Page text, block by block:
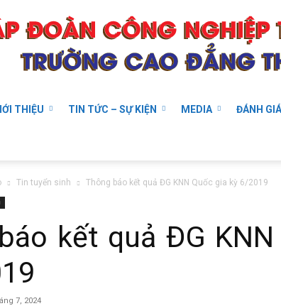
THIỆU TIN TỨC – SỰ KIỆN MEDIA ĐÁNH
Tin tuyển sinh Thông báo kết quả ĐG KNN Quốc gia kỳ 6/2019
kết quả ĐG KNN
7, 2024